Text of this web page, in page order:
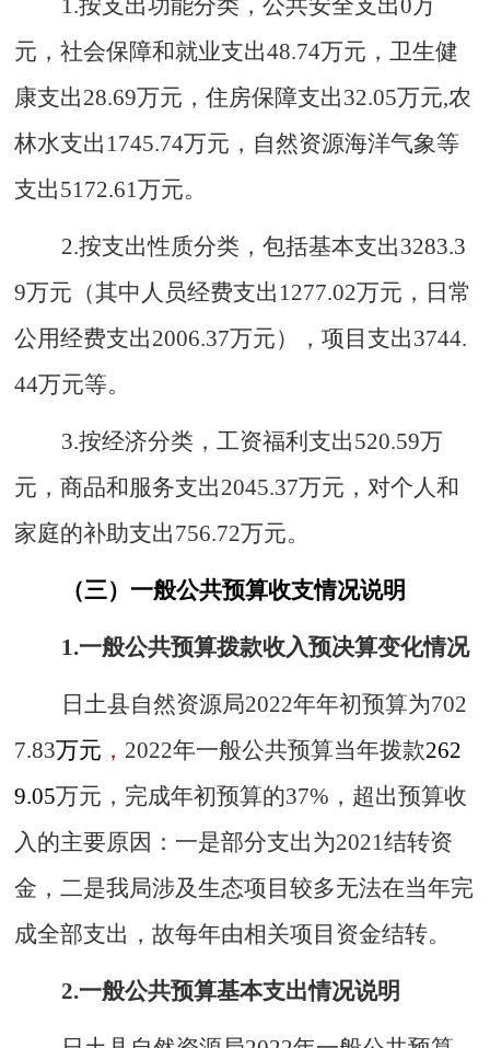
1.按支出功能分类 ，公共安全支出0万
元 ，社会保障和就业支出48.74万元 ，卫生健
康支出28.69万元 ，住房保障支出32.05万元,农
林水支出1745.74万元，自然资源海洋气象等
支出5172.61万元。
2.按支出性质分类 ，包括基本支出3283.3
9万元 （其中 人员经费支出 1277.02万元 ， 日常
公用经费支出2006.37万元） ，项目支出3744.
44万元等。
3.按经济分类，工资福利支出520.59万
元 ，商品和服务支出2045.37万元 ，对个人和
家庭的补助支出756.72万元。
（三）一般公共预算收支情况说明
1.一般公共预算拨款收入预决算变化情况
日土县自然资源局2022年年初预算为702
7.83万元 ， 2022年一般公共预算当年拨款262
9.05万元 ，完成年初预算的37%， 超出预算收
入的主要原因 ： 一是部分支出为2021结转资
金，二是我局涉及生态项目较多无法在当年完
成全部支出，故每年由相关项目资金结转。
2.一般公共预算基本支出情况说明